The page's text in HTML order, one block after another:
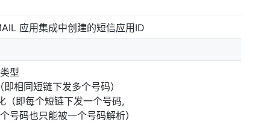
应用集成中创建的短信应用ID
型
即相同短链下发多个号码）
（即每个短链下发一个号码,
号码也只能被一个号码解析）